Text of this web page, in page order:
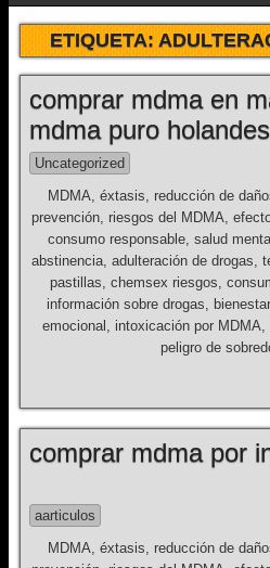
ETIQUETA:
comprar mdma en
mdma puro holandes
Uncategorized
MDMA, éxtasis, reducción de
prevención, riesgos del MDMA,
consumo responsable, salud
abstinencia, adulteración de drogas,
pastillas, chemsex riesgos,
información sobre drogas,
emocional, intoxicación por
peligro de
comprar mdma por
aarticulos
MDMA, éxtasis, reducción de